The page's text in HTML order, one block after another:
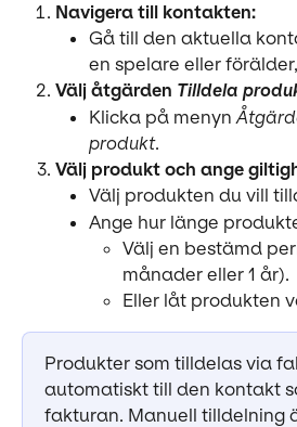
Navigera till kontakten:
Gå till den aktuella
en spelare eller
Välj åtgärden Tilldela
Klicka på menyn
produkt.
Välj produkt och ange
Välj produkten du vill
Ange hur länge
Välj en bestämd
månader eller 1 år).
Eller låt produkten
Produkter som tilldelas via
automatiskt till den kontakt
fakturan. Manuell tilldelning